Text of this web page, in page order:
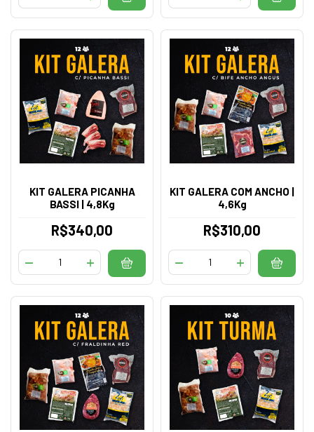
KIT GALERA PICANHA
BASSI | 4,8Kg
R$340,00
KIT GALERA COM ANCHO |
4,6Kg
R$310,00